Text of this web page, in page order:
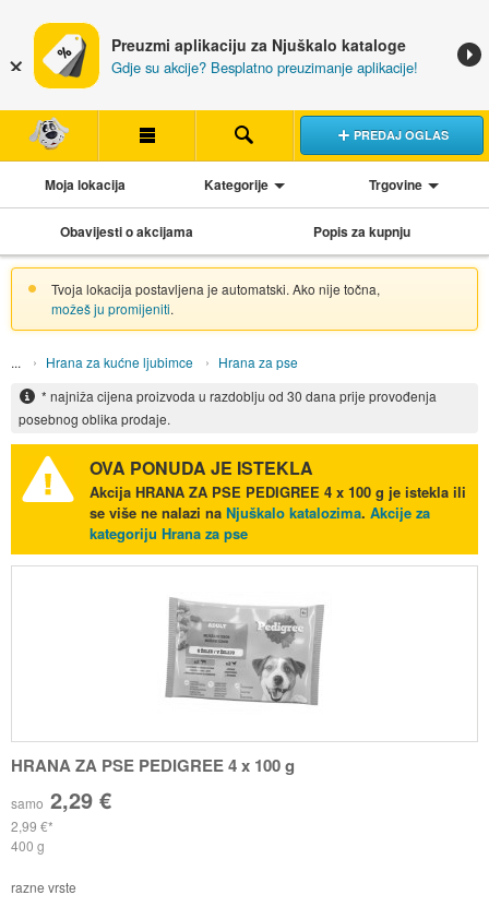
Preuzmi aplikaciju za Njuškalo kataloge
Gdje su akcije? Besplatno preuzimanje aplikacije!
PREDAJ OGLAS
Moja lokacija Kategorije Trgovine
Obavijesti o akcijama Popis za kupnju
Tvoja lokacija postavljena je automatski. Ako nije točna,
možeš ju promijeniti.
Hrana za kućne ljubimce
Hrana za pse
* najniža cijena proizvoda u razdoblju od 30 dana prije provođenja
posebnog oblika prodaje.
OVA PONUDA JE ISTEKLA
Akcija HRANA ZA PSE PEDIGREE 4 x 100 g je istekla ili
se više ne nalazi na Njuškalo katalozima. Akcije za
kategoriju Hrana za pse
HRANA ZA PSE PEDIGREE 4 x 100 g
samo 2,29 €
2,99 €
400 g
razne vrste